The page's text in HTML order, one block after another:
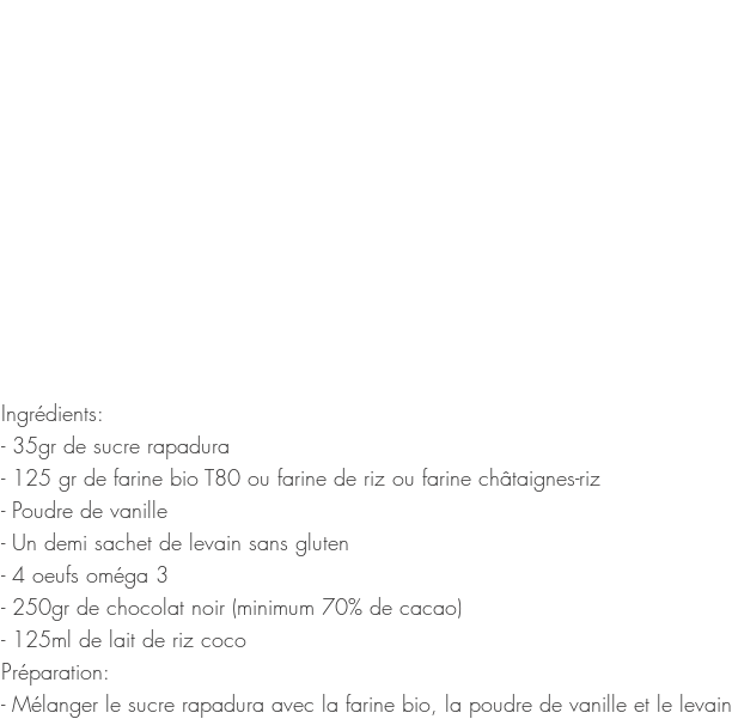
Ingrédients:
- 35gr de sucre rapadura
- 125 gr de farine bio T80 ou farine de riz ou farine châtaignes-riz
- Poudre de vanille
- Un demi sachet de levain sans gluten
- 4 oeufs oméga 3
- 250gr de chocolat noir (minimum 70% de cacao)
- 125ml de lait de riz coco
Préparation:
- Mélanger le sucre rapadura avec la farine bio, la poudre de vanille et le levain